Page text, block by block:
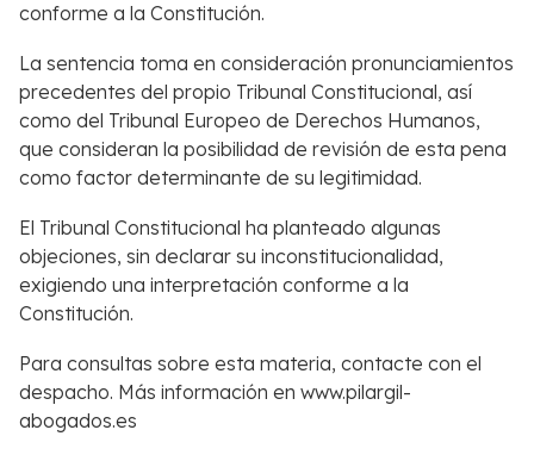
conforme a la Constitución.
La sentencia toma en consideración pronunciamientos
precedentes del propio Tribunal Constitucional, así
como del Tribunal Europeo de Derechos Humanos,
que consideran la posibilidad de revisión de esta pena
como factor determinante de su legitimidad.
El Tribunal Constitucional ha planteado algunas
objeciones, sin declarar su inconstitucionalidad,
exigiendo una interpretación conforme a la
Constitución.
Para consultas sobre esta materia, contacte con el
despacho. Más información en www.pilargil-
abogados.es